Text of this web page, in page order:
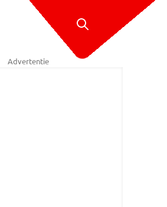
Advertentie